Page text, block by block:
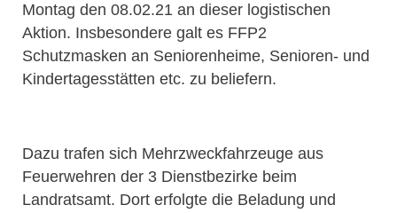
Montag den 08.02.21 an dieser logistischen
Aktion. Insbesondere galt es FFP2
Schutzmasken an Seniorenheime, Senioren- und
Kindertagesstätten etc. zu beliefern.
Dazu trafen sich Mehrzweckfahrzeuge aus
Feuerwehren der 3 Dienstbezirke beim
Landratsamt. Dort erfolgte die Beladung und